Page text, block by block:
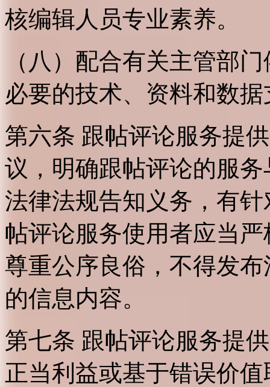
核编辑人员专业素养。
（八）配合有关主管部
必要的技术、资料和数
第六条 跟帖评论服务提
议，明确跟帖评论的服
法律法规告知义务，有
帖评论服务使用者应当
尊重公序良俗，不得发
的信息内容。
第七条 跟帖评论服务提
正当利益或基于错误价